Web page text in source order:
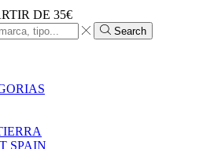
DE 35€
Search
SPAIN